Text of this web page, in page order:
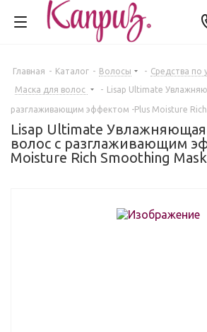
Главная - Каталог - Волосы - Средства по
Маска для волос
- Lisap Ultimate
разглаживающим эффектом -Plus Moisture
Lisap Ultimate Увлажняющая
волос с разглаживающим
Moisture Rich Smoothing